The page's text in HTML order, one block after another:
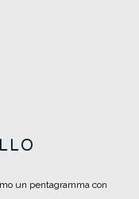
un pentagramma con